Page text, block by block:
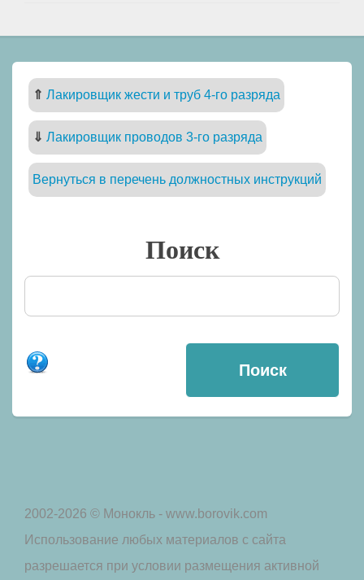
⇑ Лакировщик жести и труб 4-го разряда
⇓ Лакировщик проводов 3-го разряда
Вернуться в перечень должностных инструкций
Поиск
2002-2026 © Монокль - www.borovik.com
Использование любых материалов с сайта
разрешается при условии размещения активной